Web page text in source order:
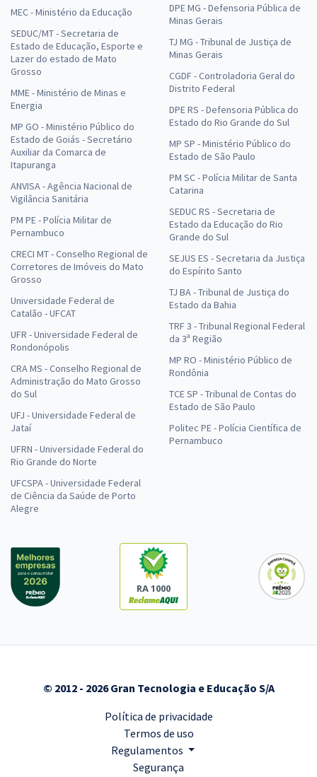
MEC - Ministério da Educação
SEDUC/MT - Secretaria de
Estado de Educação, Esporte e
Lazer do estado de Mato
Grosso
MME - Ministério de Minas e
Energia
MP GO - Ministério Público do
Estado de Goiás - Secretário
Auxiliar da Comarca de
Itapuranga
ANVISA - Agência Nacional de
Vigilância Sanitária
PM PE - Polícia Militar de
Pernambuco
CRECI MT - Conselho Regional de
Corretores de Imóveis do Mato
Grosso
Universidade Federal de
Catalão - UFCAT
UFR - Universidade Federal de
Rondonópolis
CRA MS - Conselho Regional de
Administração do Mato Grosso
do Sul
UFJ - Universidade Federal de
Jataí
UFRN - Universidade Federal do
Rio Grande do Norte
UFCSPA - Universidade Federal
de Ciência da Saúde de Porto
Alegre
DPE MG - Defensoria Pública de
Minas Gerais
TJ MG - Tribunal de Justiça de
Minas Gerais
CGDF - Controladoria Geral do
Distrito Federal
DPE RS - Defensoria Pública do
Estado do Rio Grande do Sul
MP SP - Ministério Público do
Estado de São Paulo
PM SC - Polícia Militar de Santa
Catarina
SEDUC RS - Secretaria de
Estado da Educação do Rio
Grande do Sul
SEJUS ES - Secretaria da Justiça
do Espírito Santo
TJ BA - Tribunal de Justiça do
Estado da Bahia
TRF 3 - Tribunal Regional Federal
da 3ª Região
MP RO - Ministério Público de
Rondônia
TCE SP - Tribunal de Contas do
Estado de São Paulo
Politec PE - Polícia Científica de
Pernambuco
RA 1000
© 2012 - 2026 Gran Tecnologia e Educação S/A
Política de privacidade
Termos de uso
Regulamentos
Segurança